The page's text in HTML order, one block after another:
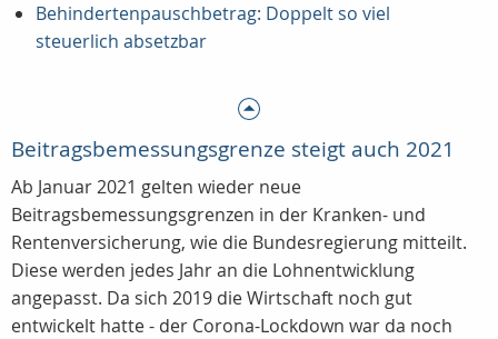
Behindertenpauschbetrag: Doppelt so viel
steuerlich absetzbar
Beitragsbemessungsgrenze steigt auch 2021
Ab Januar 2021 gelten wieder neue
Beitragsbemessungsgrenzen in der Kranken- und
Rentenversicherung, wie die Bundesregierung mitteilt.
Diese werden jedes Jahr an die Lohnentwicklung
angepasst. Da sich 2019 die Wirtschaft noch gut
entwickelt hatte - der Corona-Lockdown war da noch